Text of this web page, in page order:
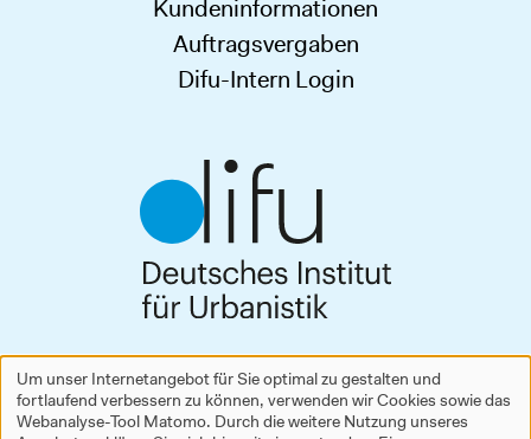
Kundeninformationen
Auftragsvergaben
Difu-Intern Login
Deutsches Institut für Urbanistik gGmbH
Zimmerstraße 13–15
10969 Berlin
Verwendung
Um unser Internetangebot für Sie optimal zu gestalten und
fortlaufend verbessern zu können, verwenden wir Cookies sowie das
Webanalyse-Tool Matomo. Durch die weitere Nutzung unseres